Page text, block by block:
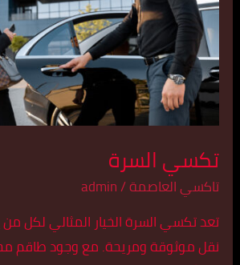
تكسي السرة
تاكسي العاصمة/
admin
تعد تكسي السرة الخيار المثالي لكل
نقل موثوقة ومريحة. مع وجود طاقم